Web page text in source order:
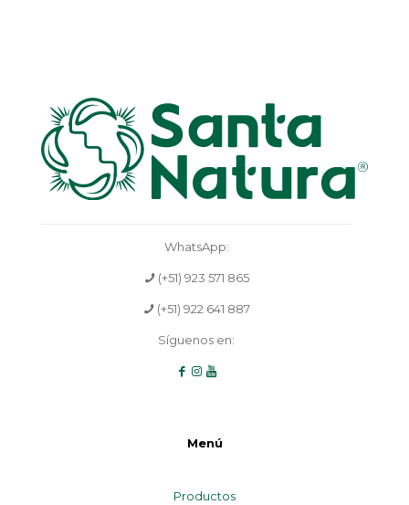
WhatsApp:
(+51) 923 571 865
(+51) 922 641 887
Síguenos en:
Menú
Productos